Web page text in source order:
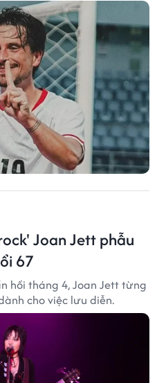
Joan Jett phẫu
67
hồi tháng 4, Joan Jett từng
cho việc lưu diễn.